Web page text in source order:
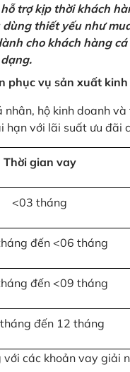
trợ kịp thời khách
thiết yếu như
cho khách hàng
phục vụ sản xuất
hộ kinh doanh
hạn với lãi suất ưu đãi
Thời gian vay
<03 tháng
đến <06 tháng
đến <09 tháng
đến 12 tháng
với các khoản vay